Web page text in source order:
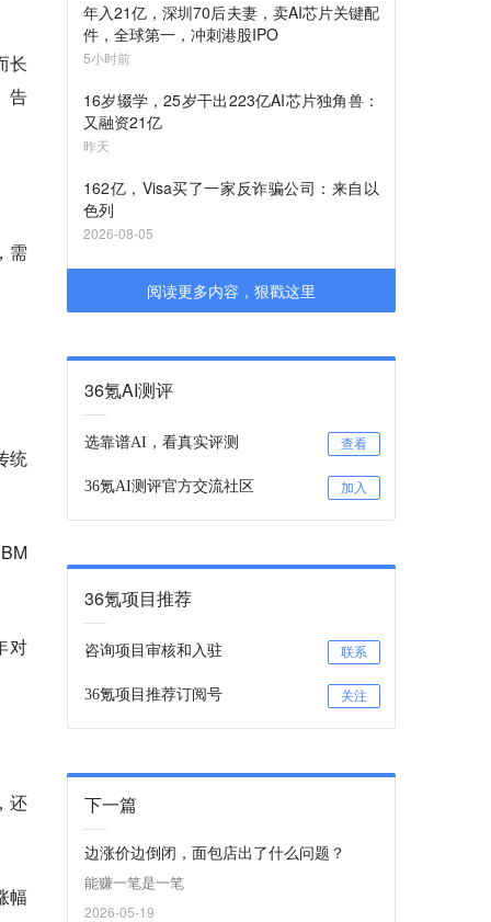
长
告
需
统
对
还
幅
年入21亿，深圳70后夫妻，卖AI芯片关键配
件，全球第一，冲刺港股IPO
5小时前
16岁辍学，25岁干出223亿AI芯片独角兽：
又融资21亿
昨天
162亿，Visa买了一家反诈骗公司：来自以
色列
2026-08-05
阅读更多内容，狠戳这里
36氪AI测评
选靠谱AI，看真实评测 查看
36氪AI测评官方交流社区 加入
36氪项目推荐
咨询项目审核和入驻 联系
36氪项目推荐订阅号 关注
下一篇
边涨价边倒闭，面包店出了什么问题？
能赚一笔是一笔
2026-05-19